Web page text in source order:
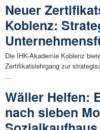
Neuer
Koblenz:
Die IHK-Akademie Koblenz
Zertifikatslehrgang zur
...
Wäller Helfen:
nach sieben